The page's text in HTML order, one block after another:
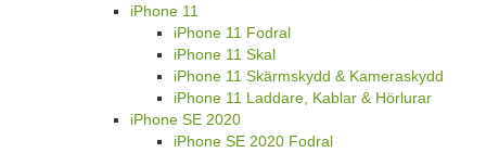
iPhone 11
iPhone 11 Fodral
iPhone 11 Skal
iPhone 11 Skärmskydd & Kameraskydd
iPhone 11 Laddare, Kablar & Hörlurar
iPhone SE 2020
iPhone SE 2020 Fodral